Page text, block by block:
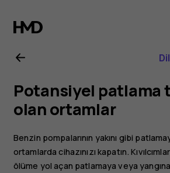
Nokia
3
kullanıcı
kılavuzu
Potansiyel patlama
olan ortamlar
Benzin pompalarının yakını gibi
ortamlarda cihazınızı kapatın.
ölüme yol açan patlamaya veya